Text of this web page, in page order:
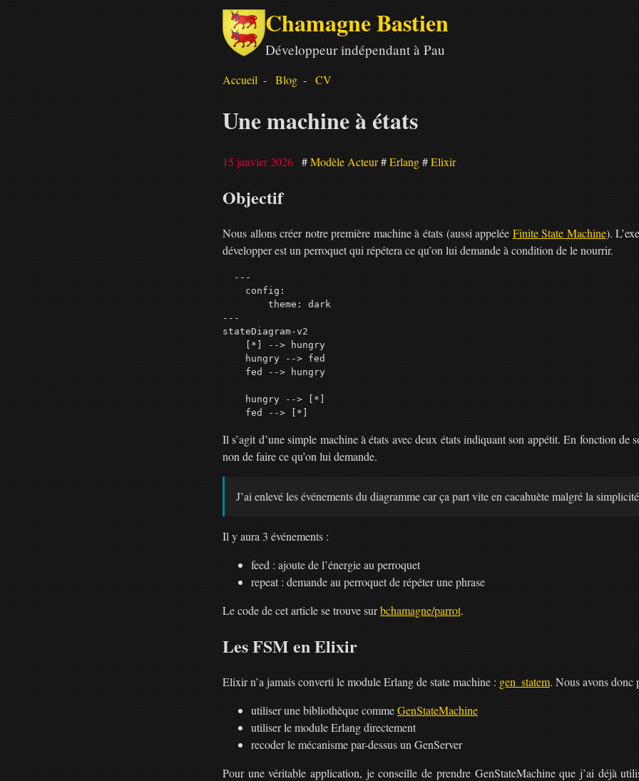
Chamagne Bastien
Développeur indépendant à Pau
Accueil Blog CV
Une machine à états
15 janvier 2026 Modèle Acteur Erlang Elixir
Objectif
Nous allons créer notre première machine à états (aussi appeléeFinite State Machine).
développer est un perroquet qui répétera ce qu’on lui demande à condition de le nourrir.
  ---
    config:
        theme: dark
---
stateDiagram-v2
    [*] --> hungry
    hungry --> fed
    fed --> hungry
    hungry --> [*]
Il s’agit d’une simple machine à états avec deux états indiquant son appétit. En fonction de
non de faire ce qu’on lui demande.
J’ai enlevé les événements du diagramme car ça part vite en cacahuète malgré la
Il y aura 3 événements :
feed : ajoute de l’énergie au perroquet
repeat : demande au perroquet de répéter une phrase
Le code de cet article se trouve surbchamagne/parrot.
Les FSM en Elixir
Elixir n’a jamais converti le module Erlang de state machine :gen_statem. Nous avons donc
utiliser une bibliothèque commeGenStateMachine
utiliser le module Erlang directement
recoder le mécanisme par-dessus un GenServer
Pour une véritable application, je conseille de prendre GenStateMachine que j’ai déjà